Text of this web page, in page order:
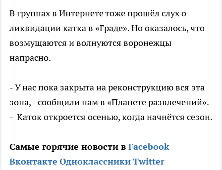
В группах в Интернете тоже прошёл слух о
ликвидации катка в «Граде». Но оказалось, что
возмущаются и волнуются воронежцы
напрасно.
- У нас пока закрыта на реконструкцию вся эта
зона, - сообщили нам в «Планете развлечений».
- Каток откроется осенью, когда начнётся сезон.
Самые горячие новости в Facebook
Вконтакте ОдноклассникиTwitter